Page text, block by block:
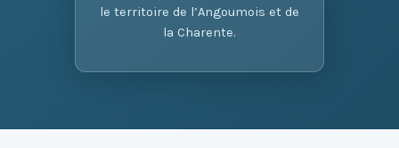
le territoire de l’Angoumois et de
la Charente.